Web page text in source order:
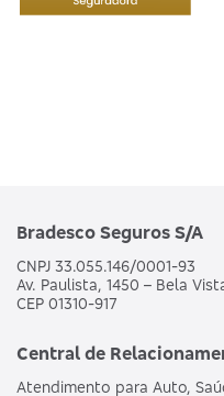
Bradesco Seguros S/A
CNPJ 33.055.146/0001-93
Av. Paulista, 1450 – Bela
CEP 01310-917
Central de
Atendimento para Auto,